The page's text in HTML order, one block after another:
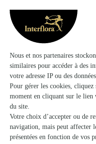
Les Fleurs du Lac
St Paul les Dax
★★
1800 Avenue de la Résistance
Voir la boutique